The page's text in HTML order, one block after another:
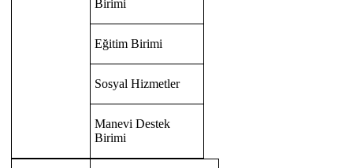
Birimi
Eğitim Birimi
Sosyal Hizmetler
Manevi Destek
Birimi